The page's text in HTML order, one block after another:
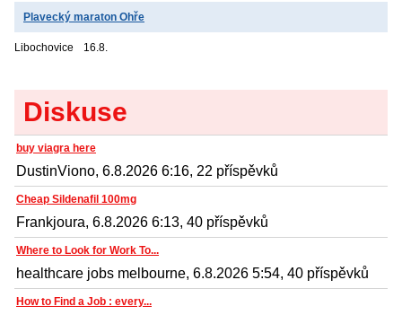
Plavecký maraton Ohře
Libochovice 16.8.
Diskuse
buy viagra here
DustinViono, 6.8.2026 6:16, 22 příspěvků
Cheap Sildenafil 100mg
Frankjoura, 6.8.2026 6:13, 40 příspěvků
Where to Look for Work To...
healthcare jobs melbourne, 6.8.2026 5:54, 40 příspěvků
How to Find a Job : every...